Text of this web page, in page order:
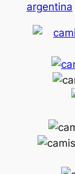
argentina